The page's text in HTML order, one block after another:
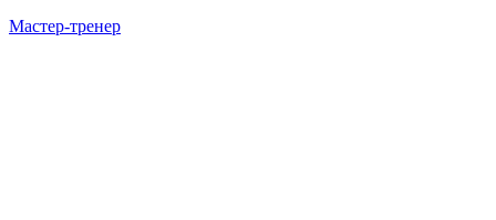
Мастер-тренер